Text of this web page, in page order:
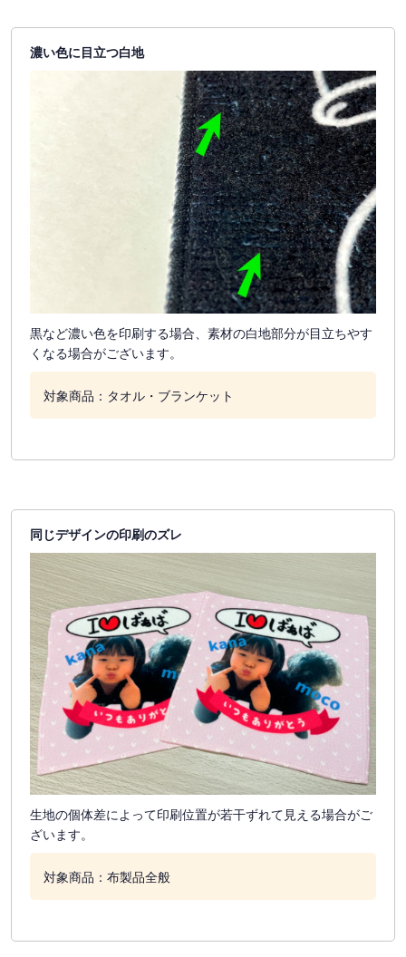
濃い色に目立つ白地
黒など濃い色を印刷する場合、素材の白地部分が目立ちやす
くなる場合がございます。
対象商品：タオル・ブランケット
同じデザインの印刷のズレ
生地の個体差によって印刷位置が若干ずれて見える場合がご
ざいます。
対象商品：布製品全般